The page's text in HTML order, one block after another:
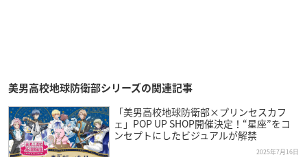
美男高校地球防衛部シリーズの関連記事
「美男高校地球防衛部×プリンセスカフ
ェ」POP UP SHOP開催決定！“星座”をコ
ンセプトにしたビジュアルが解禁
2025年7月16日